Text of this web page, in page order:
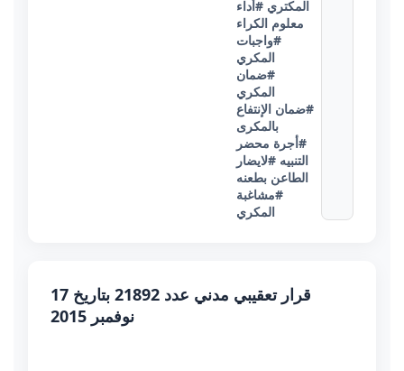
المكتري #أداء
معلوم الكراء
#واجبات
المكري
#ضمان
المكري
#ضمان الإنتفاع
بالمكرى
#أجرة محضر
التنبيه #لايضار
الطاعن بطعنه
#مشاغبة
المكري
قرار تعقيبي مدني عدد 21892 بتاريخ 17
نوفمبر 2015